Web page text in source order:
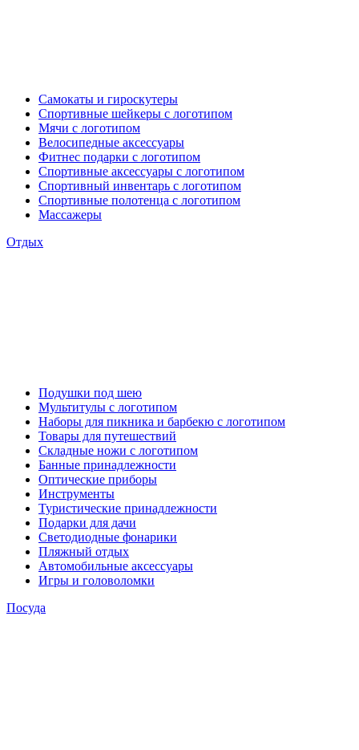
Самокаты и гироскутеры
Спортивные шейкеры с логотипом
Мячи с логотипом
Велосипедные аксессуары
Фитнес подарки с логотипом
Спортивные аксессуары с логотипом
Спортивный инвентарь с логотипом
Спортивные полотенца с логотипом
Массажеры
Отдых
Подушки под шею
Мультитулы с логотипом
Наборы для пикника и барбекю с логотипом
Товары для путешествий
Складные ножи с логотипом
Банные принадлежности
Оптические приборы
Инструменты
Туристические принадлежности
Подарки для дачи
Светодиодные фонарики
Пляжный отдых
Автомобильные аксессуары
Игры и головоломки
Посуда